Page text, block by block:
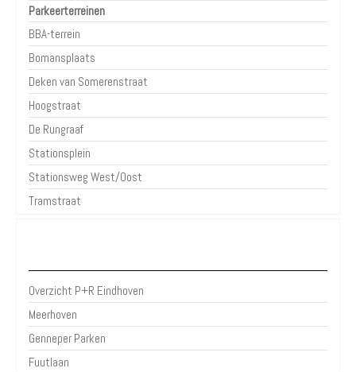
Parkeerterreinen
BBA-terrein
Bomansplaats
Deken van Somerenstraat
Hoogstraat
De Rungraaf
Stationsplein
Stationsweg West/Oost
Tramstraat
Overzicht P+R Eindhoven
Meerhoven
Genneper Parken
Fuutlaan